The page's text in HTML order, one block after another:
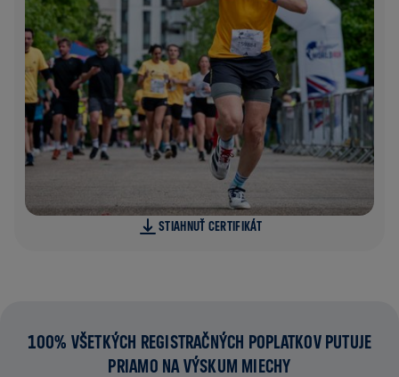
STIAHNUŤ CERTIFIKÁT
100% VŠETKÝCH REGISTRAČNÝCH POPLATKOV PUTUJE
PRIAMO NA VÝSKUM MIECHY